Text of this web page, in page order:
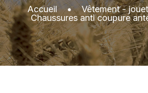
Accueil•Vêtement -
Chaussures anti coupure